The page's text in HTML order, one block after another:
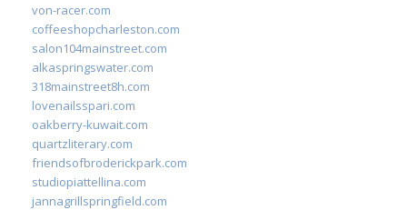
von-racer.com
coffeeshopcharleston.com
salon104mainstreet.com
alkaspringswater.com
318mainstreet8h.com
lovenailsspari.com
oakberry-kuwait.com
quartzliterary.com
friendsofbroderickpark.com
studiopiattellina.com
jannagrillspringfield.com